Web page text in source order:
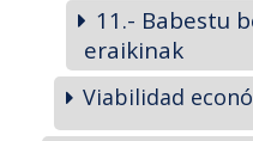
11.- Babestu
eraikinak
Viabilidad